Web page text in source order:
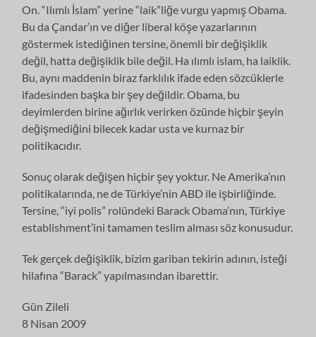
On. “Ilımlı İslam” yerine “laik”liğe vurgu yapmış Obama.
Bu da Çandar’ın ve diğer liberal köşe yazarlarının
göstermek istediğinen tersine, önemli bir değişiklik
değil, hatta değişiklik bile değil. Ha ılımlı islam, ha laiklik.
Bu, aynı maddenin biraz farklılık ifade eden sözcüklerle
ifadesinden başka bir şey değildir. Obama, bu
deyimlerden birine ağırlık verirken özünde hiçbir şeyin
değişmediğini bilecek kadar usta ve kurnaz bir
politikacıdır.
Sonuç olarak değişen hiçbir şey yoktur. Ne Amerika’nın
politikalarında, ne de Türkiye’nin ABD ile işbirliğinde.
Tersine, “iyi polis” rolündeki Barack Obama’nın, Türkiye
establishment’ini tamamen teslim alması söz konusudur.
Tek gerçek değişiklik, bizim gariban tekirin adının, isteği
hilafına “Barack” yapılmasından ibarettir.
Gün Zileli
8 Nisan 2009